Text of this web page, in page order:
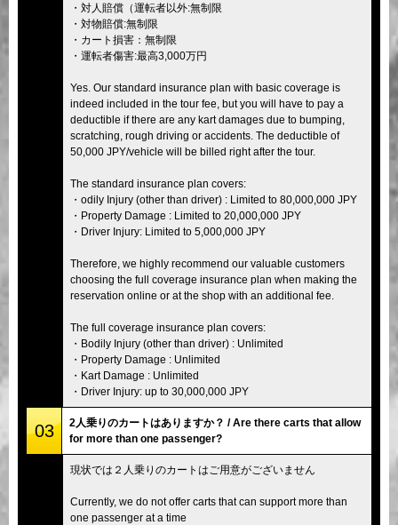
・対人賠償（運転者以外:無制限
・対物賠償:無制限
・カート損害：無制限
・運転者傷害:最高3,000万円
Yes. Our standard insurance plan with basic coverage is
indeed included in the tour fee, but you will have to pay a
deductible if there are any kart damages due to bumping,
scratching, rough driving or accidents. The deductible of
50,000 JPY/vehicle will be billed right after the tour.
The standard insurance plan covers:
・odily Injury (other than driver) : Limited to 80,000,000 JPY
・Property Damage : Limited to 20,000,000 JPY
・Driver Injury: Limited to 5,000,000 JPY
Therefore, we highly recommend our valuable customers
choosing the full coverage insurance plan when making the
reservation online or at the shop with an additional fee.
The full coverage insurance plan covers:
・Bodily Injury (other than driver) : Unlimited
・Property Damage : Unlimited
・Kart Damage : Unlimited
・Driver Injury: up to 30,000,000 JPY
03
2人乗りのカートはありますか？ / Are there carts that allow
for more than one passenger?
現状では２人乗りのカートはご用意がございません
Currently, we do not offer carts that can support more than
one passenger at a time